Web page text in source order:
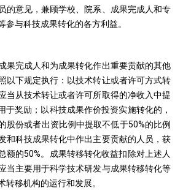
的意见，兼顾学校、院系、成果完成人和专
参与科技成果转化的各方利益。
果完成人和为成果转化作出重要贡献的其他
以下规定执行：以技术转让或者许可方式转
当从技术转让或者许可所取得的净收入中提
于奖励；以科技成果作价投资实施转化的，
股份或者出资比例中提取不低于50%的比例
和科技成果转化中作出主要贡献的人员，获
额的50%。成果转移转化收益扣除对上述人
当主要用于科学技术研发与成果转移转化等
转移机构的运行和发展。